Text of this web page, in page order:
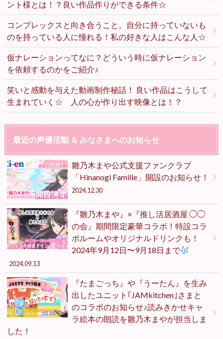
ント様とは！？良い作品作りができる条件☆
コンプレックスと向き合うこと。自分に持っていないも
のを持っている人に憧れる！私の好きな人はこんな人☆
仮ナレーションってなに？どういう時に仮ナレーション
を依頼するのかをご紹介♪
笑いと感動を与えた動画制作秘話！ 良い作品はこうして
生まれていく☆ 人の心が作り出す映像とは！？
最近の声優活動 ＆ みなさまへのお知らせ
雛乃木まや公式支援ファンクラブ
「Hinanogi Famille」開設のお知らせ！
2024.12.30
『雛乃木まや』×『推し活居酒屋 ◯◯
の会』期間限定豪華コラボ！特設コラ
ボルームやオリジナルドリンクも！
2024年9月12日〜9月18日まで
2024.09.13
『たまごっち』や『うーたん』を生み
出したユニット｢JAMkitchen｣さまと
のコラボのお知らせ♪読みきかせキャ
ラ絵本の朗読を雛乃木まやが担当しま
した！